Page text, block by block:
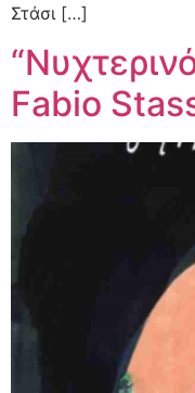
Στάσι […]
Fabio